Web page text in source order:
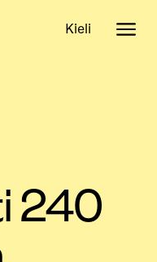
240
Kieli